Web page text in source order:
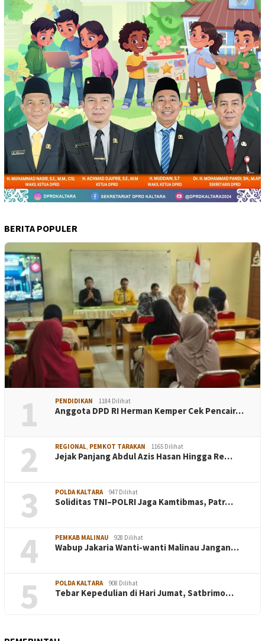
BERITA POPULER
1 PENDIDIKAN 1184 Dilihat
Anggota DPD RI Herman Kemper Cek Pencair…
2 REGIONAL, PEMKOT TARAKAN 1165 Dilihat
Jejak Panjang Abdul Azis Hasan Hingga Re…
3 POLDA KALTARA 947 Dilihat
Soliditas TNI–POLRI Jaga Kamtibmas, Patr…
4 PEMKAB MALINAU 928 Dilihat
Wabup Jakaria Wanti-wanti Malinau Jangan…
5 POLDA KALTARA 908 Dilihat
Tebar Kepedulian di Hari Jumat, Satbrimo…